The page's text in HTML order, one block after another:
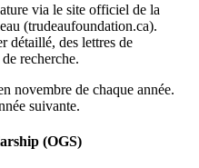
via le site officiel de la
(trudeaufoundation.ca).
détaillé, des lettres de
recherche.
novembre de chaque année.
suivante.
(OGS)